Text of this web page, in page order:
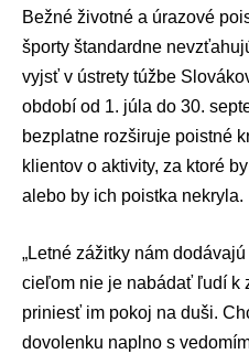
Bežné životné a úrazové
športy štandardne
vyjsť v ústrety túžbe
období od 1. júla do 30.
bezplatne rozširuje poistné
klientov o aktivity, za ktoré
alebo by ich poistka nekryla.
„Letné zážitky nám
cieľom nie je nabádať ľudí k
priniesť im pokoj na duši.
dovolenku naplno s